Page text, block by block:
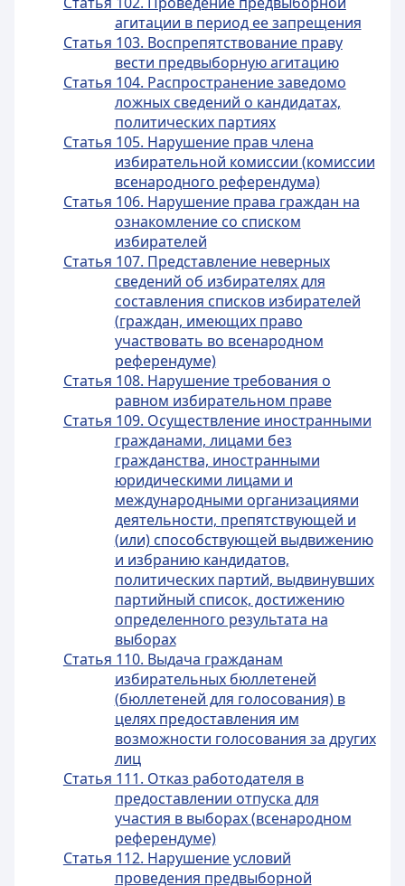
агитации в период ее запрещения
Статья 103. Воспрепятствование праву
вести предвыборную агитацию
Статья 104. Распространение заведомо
ложных сведений о кандидатах,
политических партиях
Статья 105. Нарушение прав члена
избирательной комиссии (комиссии
всенародного референдума)
Статья 106. Нарушение права граждан на
ознакомление со списком
избирателей
Статья 107. Представление неверных
сведений об избирателях для
составления списков избирателей
(граждан, имеющих право
участвовать во всенародном
референдуме)
Статья 108. Нарушение требования о
равном избирательном праве
Статья 109. Осуществление иностранными
гражданами, лицами без
гражданства, иностранными
юридическими лицами и
международными организациями
деятельности, препятствующей и
(или) способствующей выдвижению
и избранию кандидатов,
политических партий, выдвинувших
партийный список, достижению
определенного результата на
выборах
Статья 110. Выдача гражданам
избирательных бюллетеней
(бюллетеней для голосования) в
целях предоставления им
возможности голосования за других
лиц
Статья 111. Отказ работодателя в
предоставлении отпуска для
участия в выборах (всенародном
референдуме)
Статья 112. Нарушение условий
проведения предвыборной